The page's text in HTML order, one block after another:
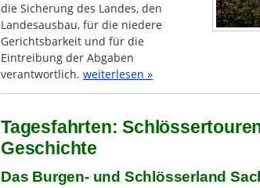
die Sicherung des Landes, den
Landesausbau, für die niedere
Gerichtsbarkeit und für die
Eintreibung der Abgaben
verantwortlich. weiterlesen »
Tagesfahrten:
Geschichte
Das Burgen- und Schlösserland